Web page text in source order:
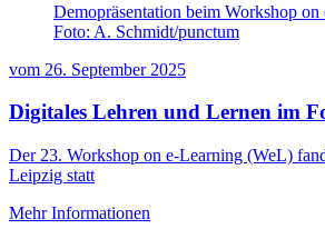
Demopräsentation beim Workshop
Foto: A. Schmidt/punctum
vom 26. September 2025
Digitales Lehren und Lernen im
Der 23. Workshop on e-Learning (WeL)
Leipzig statt
Mehr Informationen